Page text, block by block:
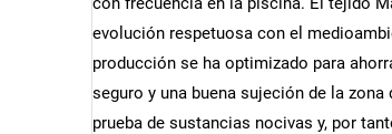
evolución respetuosa con el
producción se ha optimizado para
seguro y una buena sujeción de la
prueba de sustancias nocivas y, por